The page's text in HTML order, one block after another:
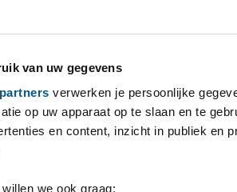
van uw gegevens
verwerken je persoonlijke
op uw apparaat op te slaan en te
en content, inzicht in publiek en
we ook graag:
Alle rechten voorbehouden - Gemaakt